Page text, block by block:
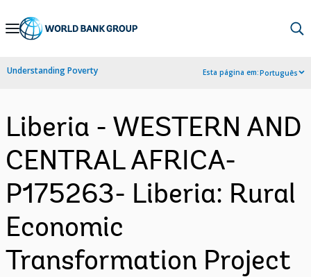
Skip
Navigation
Understanding Poverty Esta página em:Português
Liberia - WESTERN AND
CENTRAL AFRICA-
P175263- Liberia: Rural
Economic
Transformation Project